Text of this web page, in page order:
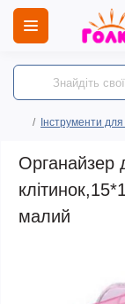
Інструменти
Органайзер
малий